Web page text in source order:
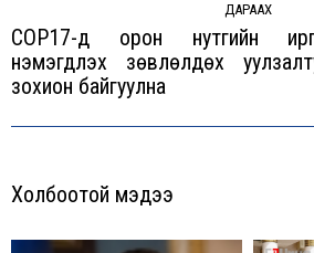
ДАРААХ
Next
СОР17-д орон нутгийн
нэмэгдүүлэх зөвлөлдөх
зохион байгуулна
Холбоотой мэдээ